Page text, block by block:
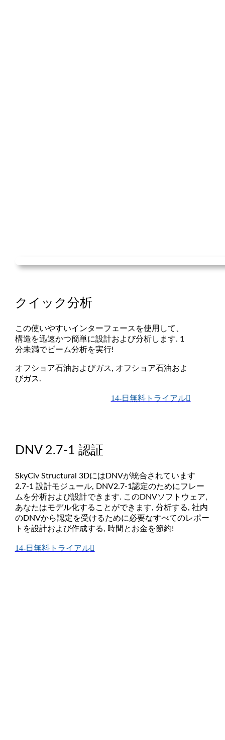
クイック分析
この使いやすいインターフェースを使用して、
構造を迅速かつ簡単に設計および分析します. 1
分未満でビーム分析を実行!
オフショア石油およびガス, オフショア石油およ
びガス.
14-日無料トライアル
DNV 2.7-1 認証
SkyCiv Structural 3DにはDNVが統合されています
2.7-1 設計モジュール, DNV2.7-1認定のためにフレー
ムを分析および設計できます. このDNVソフトウェア,
あなたはモデル化することができます, 分析する, 社内
のDNVから認定を受けるために必要なすべてのレポー
トを設計および作成する, 時間とお金を節約!
14-日無料トライアル